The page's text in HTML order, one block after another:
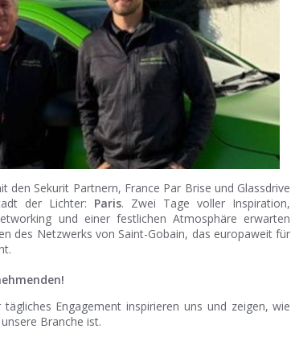
Sekurit Partnern, France Par Brise und Glassdrive
der Lichter: Paris. Zwei Tage voller Inspiration,
und einer festlichen Atmosphäre erwarten
des Netzwerks von Saint-Gobain, das europaweit für
Engagement inspirieren uns und zeigen, wie
Branche ist.